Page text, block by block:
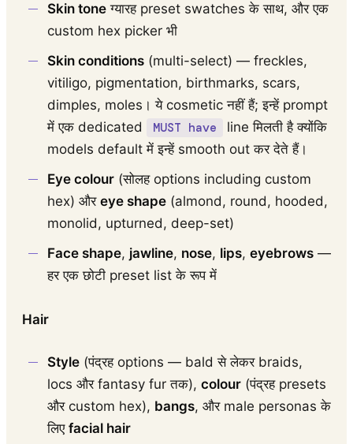
Skin tone ग्यारह preset swatches के साथ, और एक
custom hex picker भी
Skin conditions (multi-select) — freckles,
vitiligo, pigmentation, birthmarks, scars,
dimples, moles। ये cosmetic नहीं हैं; इन्हें prompt
में एक dedicated
MUST have
line मिलती है क्योंकि
models default में इन्हें smooth out कर देते हैं।
Eye colour (सोलह options including custom
hex) और eye shape (almond, round, hooded,
monolid, upturned, deep-set)
Face shape, jawline, nose, lips, eyebrows —
हर एक छोटी preset list के रूप में
Hair
Style (पंद्रह options — bald से लेकर braids,
locs और fantasy fur तक), colour (पंद्रह presets
और custom hex), bangs, और male personas के
लिए facial hair